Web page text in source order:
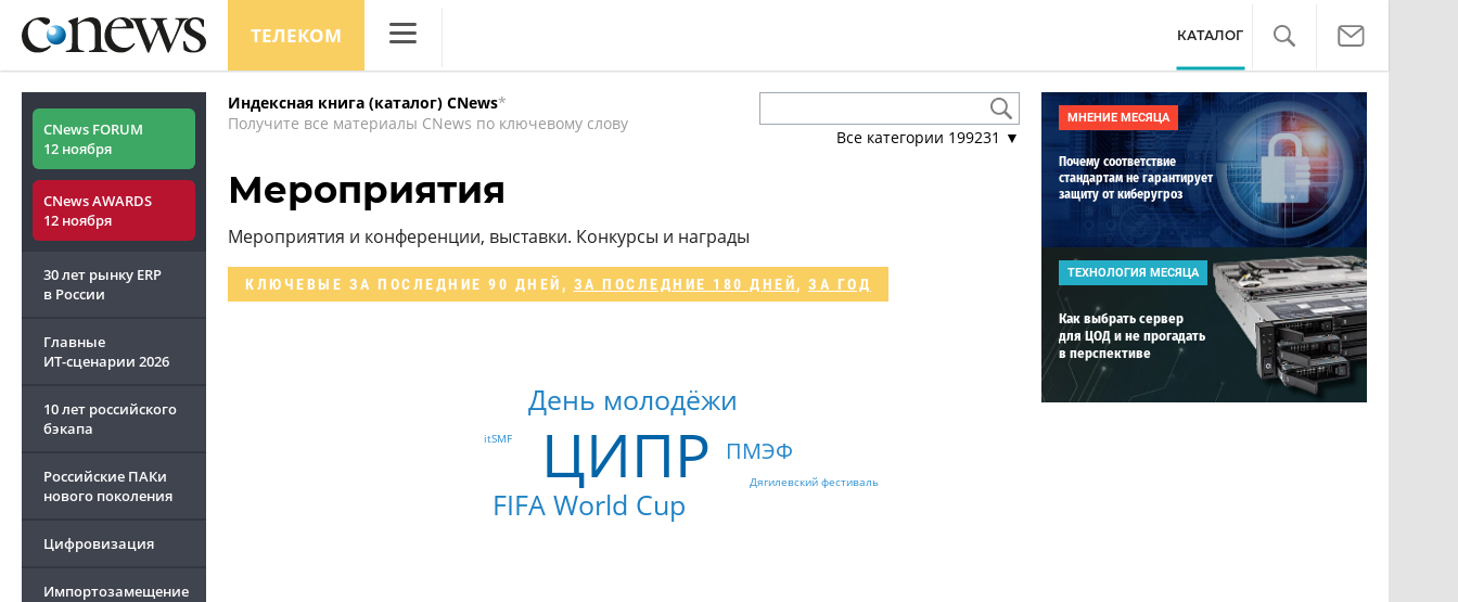
ТЕЛЕКОМ
Аналитика
Маркет
Техника
ТВ
КАТАЛОГ
CNews FORUM
12 ноября
CNews AWARDS
12 ноября
30 лет рынку ERP
в России
Главные
ИТ-сценарии 2026
10 лет российского
бэкапа
Российские ПАКи
нового поколения
Цифровизация
Импортозамещение
Индексная книга (каталог) CNews*
Получите все материалы CNews по ключевому слову
Все категории 199231 ▼
Мероприятия
Мероприятия и конференции, выставки. Конкурсы и награды
КЛЮЧЕВЫЕ ЗА ПОСЛЕДНИЕ 90 ДНЕЙ , ЗА ПОСЛЕДНИЕ 180 ДНЕЙ, ЗА ГОД
ЦИПР
FIFA World Cup
День молодёжи
ПМЭФ
itSMF
Дягилевский фестиваль
МНЕНИЕ МЕСЯЦА
Почему соответствие
стандартам не гарантирует
защиту от киберугроз
ТЕХНОЛОГИЯ МЕСЯЦА
Как выбрать сервер
для ЦОД и не прогадать
в перспективе